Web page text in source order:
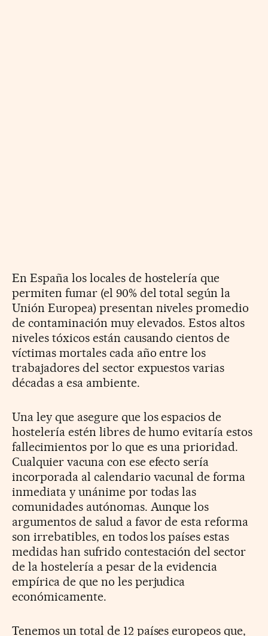
En España los locales de hostelería que
permiten fumar (el 90% del total según la
Unión Europea) presentan niveles promedio
de contaminación muy elevados. Estos altos
niveles tóxicos están causando cientos de
víctimas mortales cada año entre los
trabajadores del sector expuestos varias
décadas a esa ambiente.
Una ley que asegure que los espacios de
hostelería estén libres de humo evitaría estos
fallecimientos por lo que es una prioridad.
Cualquier vacuna con ese efecto sería
incorporada al calendario vacunal de forma
inmediata y unánime por todas las
comunidades autónomas. Aunque los
argumentos de salud a favor de esta reforma
son irrebatibles, en todos los países estas
medidas han sufrido contestación del sector
de la hostelería a pesar de la evidencia
empírica de que no les perjudica
económicamente.
Tenemos un total de 12 países europeos que,